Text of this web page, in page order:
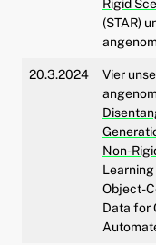
Rigid
(STAR)
20.3.2024
Vier
Non-
Object-
Data for